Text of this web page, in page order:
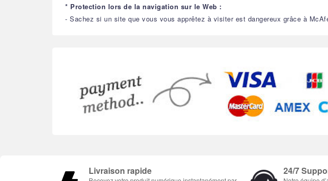
* Protection lors de la navigation sur le Web :
- Sachez si un site que vous vous apprêtez à visiter est dangereux grâce à
Livraison rapide 24/7